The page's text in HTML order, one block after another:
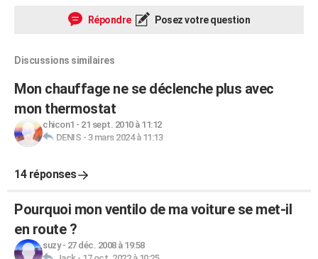
Répondre Posez votre question
Discussions similaires
Mon chauffage ne se déclenche plus avec
mon thermostat
chicon1 - 21 sept. 2010 à 11:12
DENIS - 3 mars 2024 à 11:13
14 réponses
Pourquoi mon ventilo de ma voiture se met-il
en route ?
suzy- 27 déc. 2008 à 19:58